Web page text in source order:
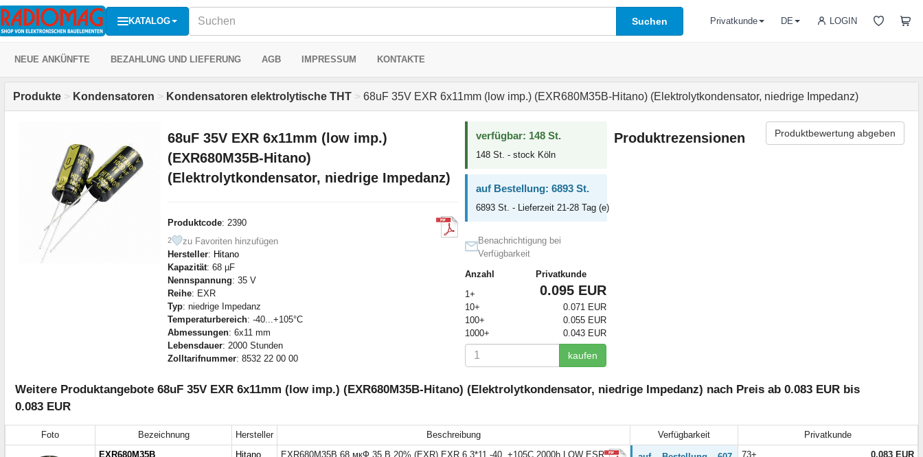
KATALOG Suchen LOGIN
Privatkunde DE
NEUE ANKÜNFTE BEZAHLUNG UND LIEFERUNG AGB IMPRESSUM KONTAKTE
Produkte > Kondensatoren > Kondensatoren elektrolytische THT > 68uF 35V EXR 6x11mm (low imp.) (EXR680M35B-Hitano) (Elektrolytkondensator, niedrige Impedanz)
68uF 35V EXR 6x11mm (low imp.)
(EXR680M35B-Hitano)
(Elektrolytkondensator, niedrige Impedanz)
Produktcode: 2390
2
zu Favoriten hinzufügen
Hersteller: Hitano
Kapazität: 68 µF
Nennspannung: 35 V
Reihe: EXR
Typ: niedrige Impedanz
Temperaturbereich: -40...+105°C
Abmessungen: 6x11 mm
Lebensdauer: 2000 Stunden
Zolltarifnummer: 8532 22 00 00
verfügbar: 148 St.
148 St. - stock Köln
auf Bestellung: 6893 St.
6893 St. - Lieferzeit 21-28 Tag (e)
Benachrichtigung bei
Verfügbarkeit
Anzahl
Privatkunde
1+
0.095 EUR
10+
0.071 EUR
100+
0.055 EUR
1000+
0.043 EUR
kaufen
Produktrezensionen Produktbewertung abgeben
Weitere Produktangebote 68uF 35V EXR 6x11mm (low imp.) (EXR680M35B-Hitano) (Elektrolytkondensator, niedrige Impedanz) nach Preis ab 0.083 EUR bis
0.083 EUR
Foto Bezeichnung Hersteller Beschreibung Verfügbarkeit
Privatkunde
EXR680M35B
Hitano
EXR680M35B 68 мкФ 35 В 20% (EXR) EXR 6.3*11 -40..+105C 2000h LOW ESR
73+
0.083 EUR